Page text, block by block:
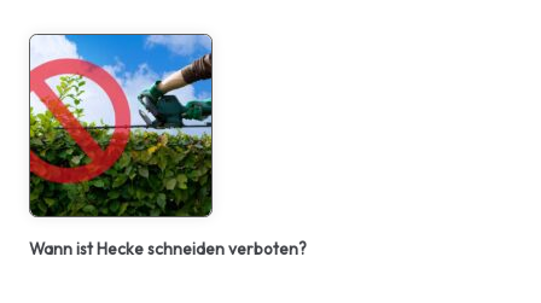
Wann ist Hecke schneiden verboten?